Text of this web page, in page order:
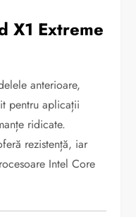
X1 Extreme
anterioare,
pentru aplicații
ridicate.
rezistență, iar
Intel Core